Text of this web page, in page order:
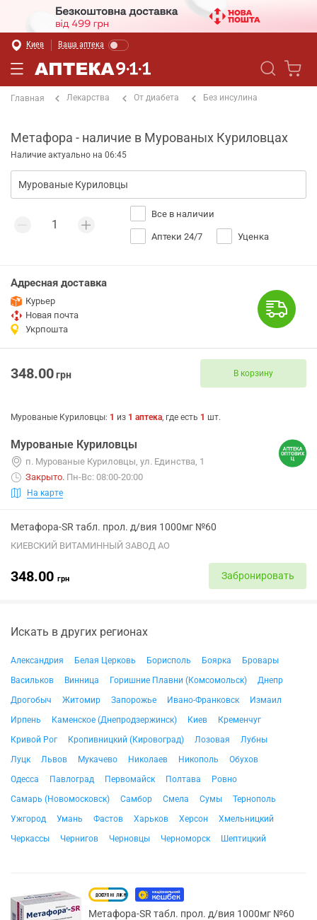
Киев Ваша аптека
Главная Лекарства От диабета Без инсулина
Метафора - наличие в Мурованых Куриловцах
Наличие актуально на 06:45
Все в наличии
Аптеки 24/7 Уценка
Адресная доставка
Курьер
Новая почта
Укрпошта
348.00грн В корзину
Мурованые Куриловцы: 1 из 1 аптека, где есть 1 шт.
Мурованые Куриловцы
п. Мурованые Куриловцы, ул. Единства, 1
Закрыто. Пн-Вс: 08:00-20:00
На карте
Метафора-SR табл. прол. д/вия 1000мг №60
КИЕВСКИЙ ВИТАМИННЫЙ ЗАВОД АО
348.00 грн Забронировать
Искать в других регионах
Александрия Белая Церковь Борисполь Боярка
Бровары
Васильков
Винница Горишние Плавни (Комсомольск)
Днепр
Дрогобыч
Житомир Запорожье Ивано-Франковск
Измаил
Ирпень
Каменское (Днепродзержинск) Киев
Кременчуг
Кривой Рог
Кропивницкий (Кировоград) Лозовая
Лубны
Луцк
Львов Мукачево Николаев Никополь
Обухов
Одесса
Павлоград Первомайск Полтава
Ровно
Самарь (Новомосковск)
Самбор Смела Сумы
Тернополь
Ужгород
Умань Фастов Харьков Херсон
Хмельницкий
Черкассы
Чернигов Черновцы Черноморск Шептицкий
Метафора-SR табл. прол. д/вия 1000мг №60